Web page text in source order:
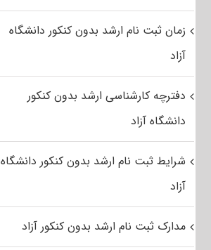
زمان ثبت نام ارشد بدون کنکور دانشگاه
آزاد
دفترچه کارشناسی ارشد بدون کنکور
دانشگاه آزاد
شرایط ثبت نام ارشد بدون کنکور دانشگاه
آزاد
مدارک ثبت نام ارشد بدون کنکور آزاد